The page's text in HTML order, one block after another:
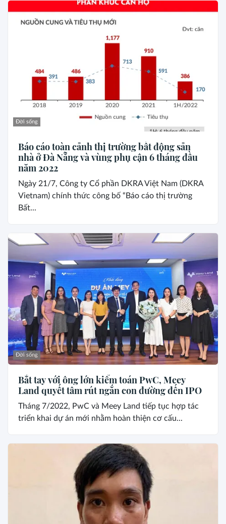
Đời sống
Báo cáo toàn cảnh thị trường bất động sản
nhà ở Đà Nẵng và vùng phụ cận 6 tháng đầu
năm 2022
Ngày 21/7, Công ty Cổ phần DKRA Việt Nam (DKRA
Vietnam) chính thức công bố “Báo cáo thị trường
Bất...
Đời sống
Bắt tay với ông lớn kiểm toán PwC, Meey
Land quyết tâm rút ngắn con đường đến IPO
Tháng 7/2022, PwC và Meey Land tiếp tục hợp tác
triển khai dự án mới nhằm hoàn thiện cơ cấu...